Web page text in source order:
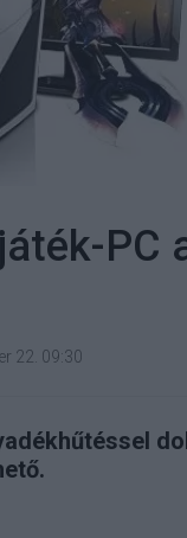
PC
22. 09:30